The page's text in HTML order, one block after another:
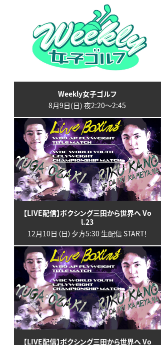
Weekly女子ゴルフ
8月9日(日) 夜2:20〜2:45
【LIVE配信】ボクシング三田から世界へ Vo
l.23
12月10日（日）夕方5:30 生配信 START！
【LIVE配信】ボクシング三田から世界へ Vo